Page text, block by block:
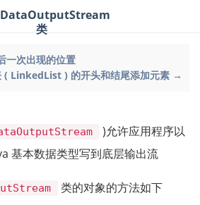
一次出现的位置
( LinkedList ) 的开头和结尾添加元素 →
DataOutputStream
类
)允许应用程序以
基本数据类型写到底层输出流
类的对象的方法如下